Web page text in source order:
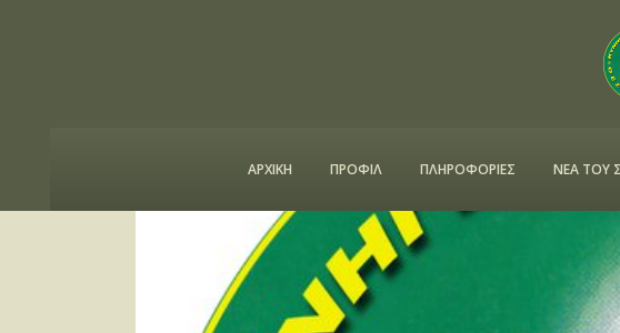
ΑΡΧΙΚΗ ΠΡΟΦΙΛ ΠΛΗΡΟΦΟΡΙΕΣ ΝΕΑ ΤΟΥ